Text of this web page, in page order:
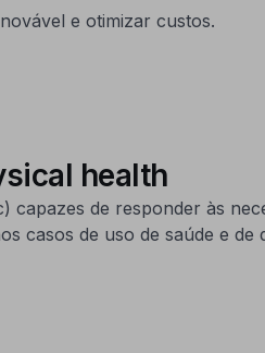
e otimizar custos.
health
capazes de responder às
casos de uso de saúde e de